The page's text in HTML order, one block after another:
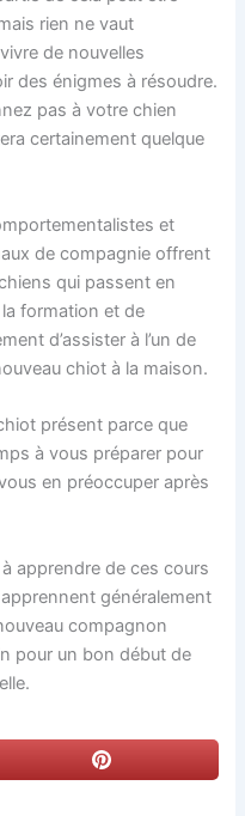
rien ne vaut
de nouvelles
des énigmes à résoudre.
pas à votre chien
certainement quelque
et
de compagnie offrent
qui passent en
formation et de
d’assister à l’un de
chiot à la maison.
présent parce que
à vous préparer pour
en préoccuper après
apprendre de ces cours
généralement
compagnon
pour un bon début de